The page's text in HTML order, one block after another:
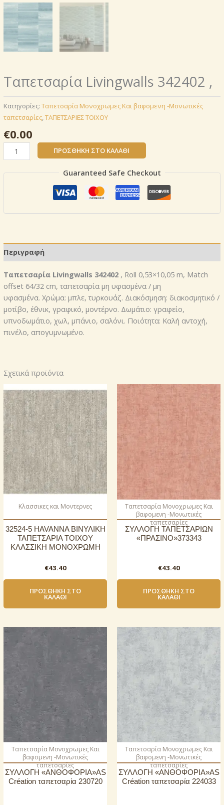
Ταπετσαρία Livingwalls 342402 ,
Κατηγορίες: Ταπετσαρία Μονοχρωμες Και βαφομενη -Μονωτικές
ταπετσαρίες,ΤΑΠΕΤΣΑΡΙΕΣ ΤΟΙΧΟΥ
€0.00
Ταπετσαρία
Livingwalls
342402 ,
ΠΡΟΣΘΉΚΗ ΣΤΟ ΚΑΛΆΘΙ
Guaranteed Safe Checkout
Περιγραφή
Ταπετσαρία Livingwalls 342402 , Roll 0,53×10,05 m, Match
offset 64/32 cm, ταπετσαρία μη υφασμένα / μη
υφασμένα. Χρώμα: μπλε, τυρκουάζ. Διακόσμηση: διακοσμητικό /
μοτίβο, έθνικ, γραφικό, μοντέρνο. Δωμάτιο: γραφείο,
υπνοδωμάτιο, χωλ, μπάνιο, σαλόνι. Ποιότητα: Καλή αντοχή,
πινέλο, απογυμνωμένο.
Σχετικά προϊόντα
Κλασσικες και Μοντερνες
32524-5 HAVANNA ΒΙΝΥΛΙΚΗ
ΤΑΠΕΤΣΑΡΙΑ ΤΟΙΧΟΥ
ΚΛΑΣΣΙΚΗ ΜΟΝΟΧΡΩΜΗ
€43.40
ΠΡΟΣΘΉΚΗ ΣΤΟ
ΚΑΛΆΘΙ
Ταπετσαρία Μονοχρωμες Και
βαφομενη -Μονωτικές
ταπετσαρίες
ΣΥΛΛΟΓΗ ΤΑΠΕΤΣΑΡΙΩΝ
«ΠΡΑΣΙΝΟ»373343
€43.40
ΠΡΟΣΘΉΚΗ ΣΤΟ
ΚΑΛΆΘΙ
Ταπετσαρία Μονοχρωμες Και
βαφομενη -Μονωτικές
ταπετσαρίες
ΣΥΛΛΟΓΗ «ΑΝΘΟΦΟΡΙΑ»AS
Création ταπετσαρία 230720
Ταπετσαρία Μονοχρωμες Και
βαφομενη -Μονωτικές
ταπετσαρίες
ΣΥΛΛΟΓΗ «ΑΝΘΟΦΟΡΙΑ»AS
Création ταπετσαρία 224033